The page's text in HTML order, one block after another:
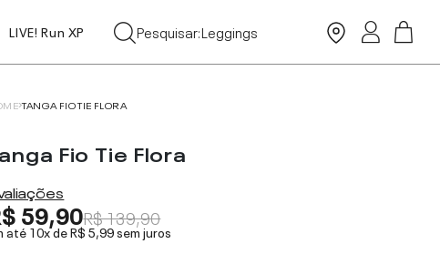
LIVE! Run XP
Pesquisar:Leggings
TANGA FIO TIE FLORA
Fio Tie Flora
59,90R$ 139,90
até 10x deR$ 5,99sem juros